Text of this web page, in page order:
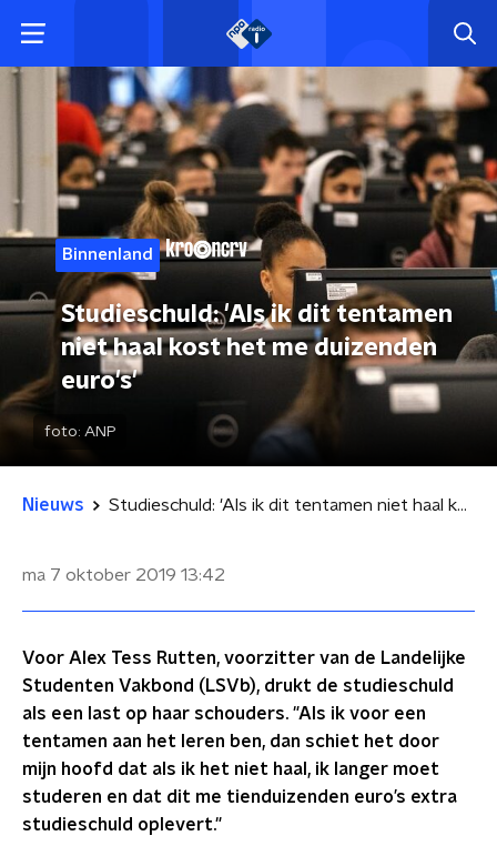
Binnenland
Studieschuld: 'Als ik dit tentamen
niet haal kost het me duizenden
euro's'
foto: ANP
Nieuws Studieschuld: 'Als ik dit tentamen niet haal kost het me duizenden euro's'
ma 7 oktober 2019 13:42
Voor Alex Tess Rutten, voorzitter van de Landelijke
Studenten Vakbond (LSVb), drukt de studieschuld
als een last op haar schouders. "Als ik voor een
tentamen aan het leren ben, dan schiet het door
mijn hoofd dat als ik het niet haal, ik langer moet
studeren en dat dit me tienduizenden euro’s extra
studieschuld oplevert."